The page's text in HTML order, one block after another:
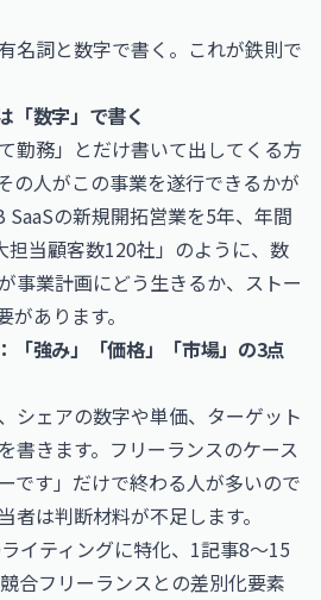
名詞と数字で書く。これが鉄則で
「数字」で書く
勤務」とだけ書いて出してくる方
の人がこの事業を遂行できるかが
の新規開拓営業を5年、年間
担当顧客数120社」のように、数
事業計画にどう生きるか、ストー
あります。
「強み」「価格」「市場」の3点
シェアの数字や単価、ターゲット
書きます。フリーランスのケース
です」だけで終わる人が多いので
者は判断材料が不足します。
ライティングに特化、1記事8〜15
合フリーランスとの差別化要素